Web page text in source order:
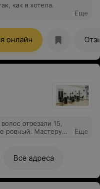
как я хотела.
Еще
онлайн
отрезали 15,
ровный. Мастеру
не уточнила на
в конце
зеркало.
было грязное.
отрастить старую
Еще
Все адреса